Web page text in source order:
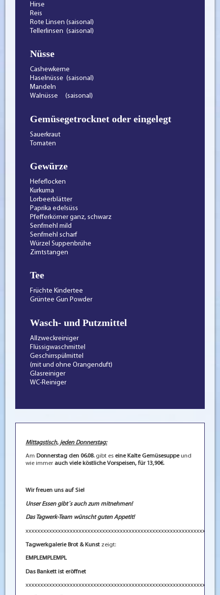
Hirse
Reis
Rote Linsen (saisonal)
Tellerlinsen (saisonal)
Nüsse
Cashewkerne
Haselnüsse (saisonal)
Mandeln
Walnüsse (saisonal)
Gemüsegetrocknet oder eingelegt
Sauerkraut
Tomaten
Gewürze
Hefeflocken
Kurkuma
Lorbeerblätter
Paprika edelsüss
Pfefferkörner ganz, schwarz
Senfmehl mild
Senfmehl scharf
Würzel Suppenbrühe
Zimtstangen
Tee
Früchte Kindertee
Grüntee Gun Powder
Wasch- und Putzmittel
Allzweckreiniger
Flüssigwaschmittel
Geschirrspülmittel
(mit und ohne Orangenduft)
Glasreiniger
WC-Reiniger
Mittagstisch, jeden Donnerstag:
Am Donnerstag den 06.08. gibt es eine Kalte Gemüsesuppeund
wie immer auch viele köstliche Vorspeisen, für 13,90€.
Wir freuen uns auf Sie!
Unser Essen gibt´s auch zum mitnehmen!
Das Tagwerk-Team wünscht guten Appetit!
Tagwerkgalerie Brot & Kunst zeigt:
EMPLEMPLEMPL
Das Bankett ist eröffnet